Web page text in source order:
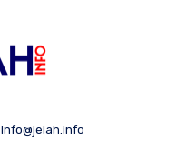
info@jelah.info